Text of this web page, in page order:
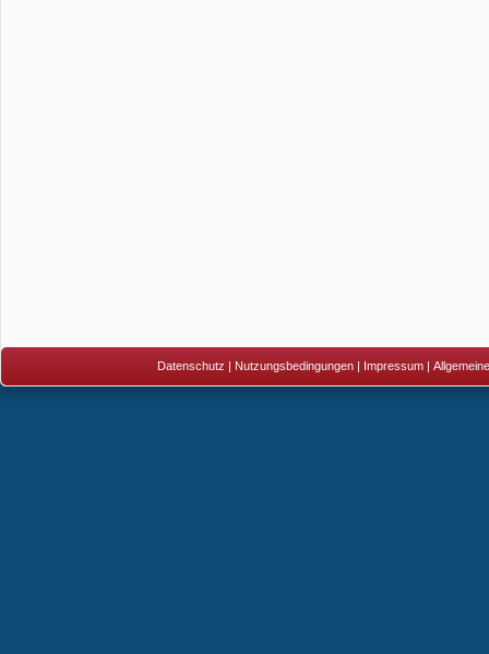
Datenschutz | Nutzungsbedingungen| Impressum|